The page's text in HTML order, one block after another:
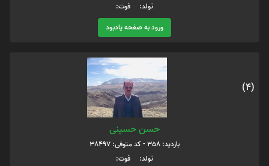
تولد: فوت:
ورود به صفحه یادبود
(4)
حسن حسینی
بازدید: 358 - کد متوفی: 38497
تولد: فوت: